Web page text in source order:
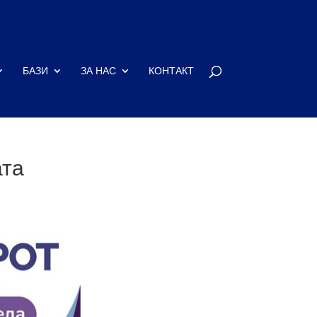
БАЗИ ЗА НАС КОНТАКТ